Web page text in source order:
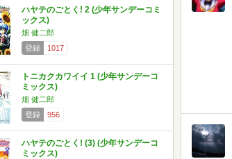
ハヤテのごとく! 2 (少年サンデーコミ
ックス)
畑 健二郎
登録
1017
トニカクカワイイ 1 (少年サンデーコ
ミックス)
畑 健二郎
登録
956
ハヤテのごとく! (3) (少年サンデーコ
ミックス)